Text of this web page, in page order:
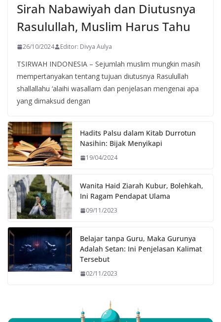
Sirah Nabawiyah dan Diutusnya
Rasulullah, Muslim Harus Tahu
26/10/2024 Editor: Divya Aulya
TSIRWAH INDONESIA – Sejumlah muslim mungkin masih
mempertanyakan tentang tujuan diutusnya Rasulullah
shallallahu ‘alaihi wasallam dan penjelasan mengenai apa
yang dimaksud dengan
Hadits Palsu dalam Kitab Durrotun
Nasihin: Bijak Menyikapi
19/04/2024
Wanita Haid Ziarah Kubur, Bolehkah,
Ini Ragam Pendapat Ulama
09/11/2023
Belajar tanpa Guru, Maka Gurunya
Adalah Setan: Ini Penjelasan Kalimat
Tersebut
02/11/2023